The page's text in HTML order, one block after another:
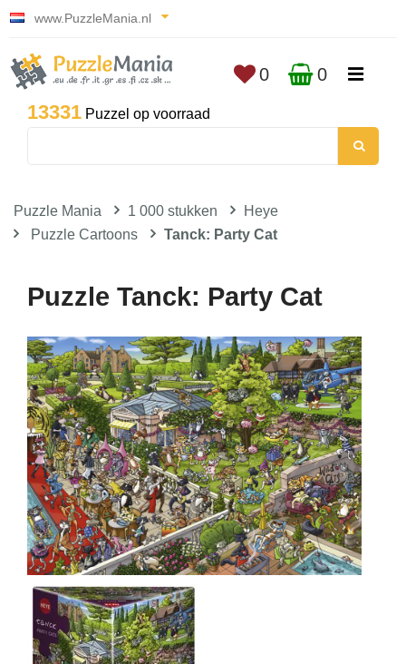
www.PuzzleMania.nl
13331 Puzzel op voorraad
0 0
Puzzle Mania 1 000 stukken
Heye
Puzzle Cartoons
Tanck: Party Cat
Puzzle Tanck: Party Cat